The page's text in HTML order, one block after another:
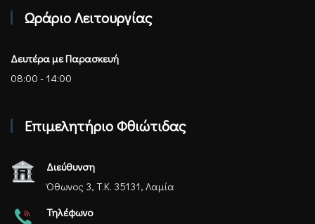
Ωράριο Λειτουργίας
Δευτέρα με Παρασκευή
08:00 - 14:00
Επιμελητήριο Φθιώτιδας
Διεύθυνση
Όθωνος 3, Τ.Κ. 35131, Λαμία
Τηλέφωνο